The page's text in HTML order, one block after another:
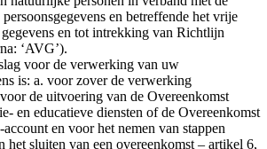
en betreffende het vrije
en tot intrekking van Richtlijn
‘AVG’).
voor de verwerking van uw
is: a. voor zover de verwerking
de uitvoering van de Overeenkomst
en educatieve diensten of de Overeenkomst
en voor het nemen van stappen
het sluiten van een overeenkomst – artikel 6,